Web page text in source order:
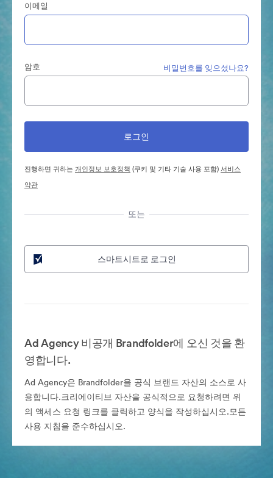
이메일
암호 비밀번호를 잊으셨나요?
진행하면 귀하는개인정보 보호정책 (쿠키 및 기타 기술 사용 포함)서비스
약관
또는
스마트시트로 로그인
Ad Agency 비공개 Brandfolder에 오신 것을 환
영합니다.
Ad Agency은 Brandfolder을 공식 브랜드 자산의 소스로 사
용합니다.크리에이티브 자산을 공식적으로 요청하려면 위
의 액세스 요청 링크를 클릭하고 양식을 작성하십시오.모든
사용 지침을 준수하십시오.